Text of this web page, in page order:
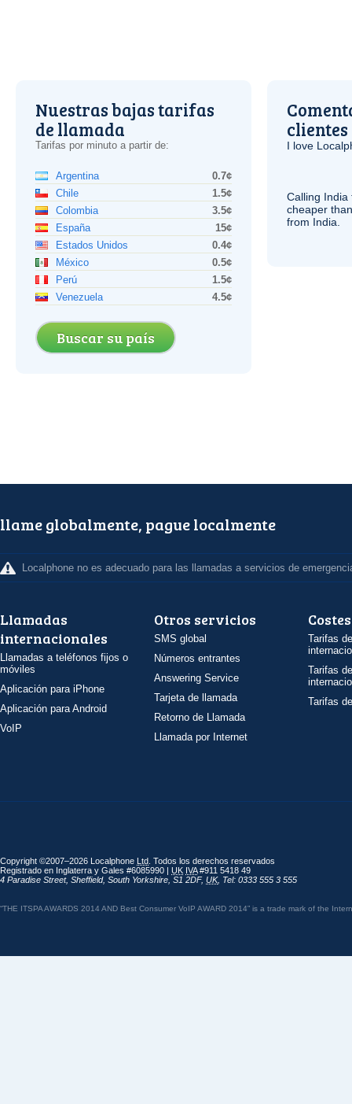
Nuestras bajas tarifas
de llamada
Tarifas por minuto a partir de:
Argentina
0.7¢
Chile
1.5¢
Colombia
3.5¢
España
15¢
Estados Unidos
0.4¢
México
0.5¢
Perú
1.5¢
Venezuela
4.5¢
Buscar su país
clientes
I love
Calling
cheaper
from India.
llame globalmente, pague localmente
Localphone no es adecuado para las llamadas a servicios de
Llamadas
internacionales
Llamadas a teléfonos fijos o
móviles
Aplicación para iPhone
Aplicación para Android
VoIP
Otros servicios
SMS global
Números entrantes
Answering Service
Tarjeta de llamada
Retorno de Llamada
Llamada por Internet
Costes
Tarifas
Tarifas
Tarifas
Copyright ©2007–2026 Localphone Ltd . Todos los derechos reservados
Registrado en Inglaterra y Gales #6085990 | UK IVA#911 5418 49
4 Paradise Street, Sheffield, South Yorkshire S1 2DF, UK, Tel: 0333 555 3 555
“THE ITSPA AWARDS 2014 AND Best Consumer VoIP AWARD 2014” is a trade mark of the